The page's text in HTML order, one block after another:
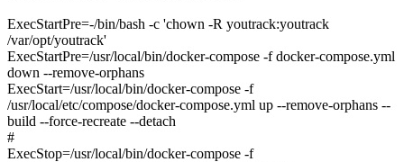
ExecStartPre=-/bin/bash -c 'chown -R youtrack:youtrack
/var/opt/youtrack'
ExecStartPre=/usr/local/bin/docker-compose -f docker-compose.yml
down --remove-orphans
ExecStart=/usr/local/bin/docker-compose -f
/usr/local/etc/compose/docker-compose.yml up --remove-orphans --
build --force-recreate --detach
#
ExecStop=/usr/local/bin/docker-compose -f